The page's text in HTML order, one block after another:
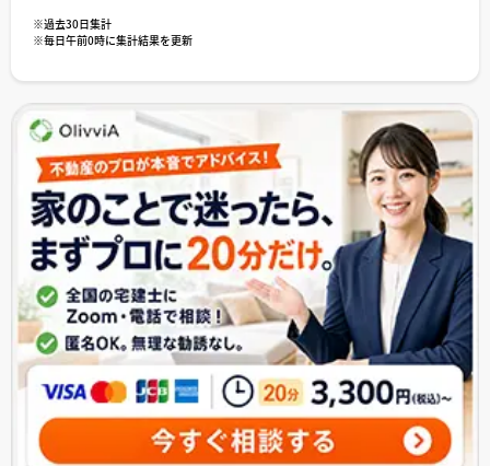
※過去30日集計
※毎日午前0時に集計結果を更新